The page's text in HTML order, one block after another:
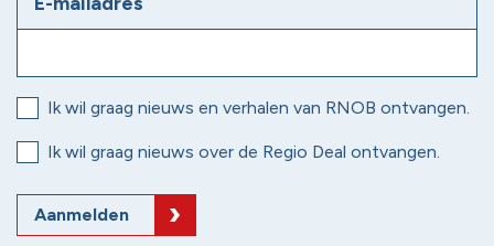
Ik wil graag nieuws en verhalen van RNOB ontvangen.
Ik wil graag nieuws over de Regio Deal ontvangen.
Aanmelden